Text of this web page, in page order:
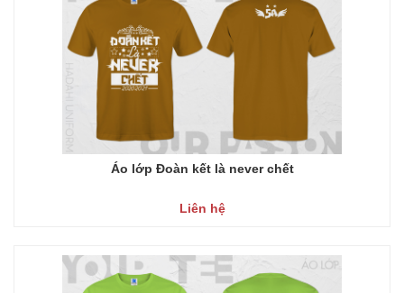
Áo lớp Đoàn kết là never chết
Liên hệ